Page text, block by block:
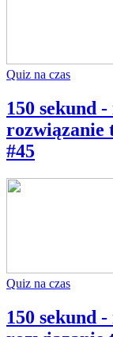
Quiz na czas
150 sekund
rozwiązanie
#45
Quiz na czas
150 sekund